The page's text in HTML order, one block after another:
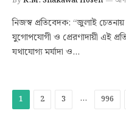
নিজস্ব প্রতিবেদক: “জুলাই
যুগোপযোগী ও প্রেরণাদায়ী এই
যথাযোগ্য মর্যাদা ও…
1 2 3 … 996